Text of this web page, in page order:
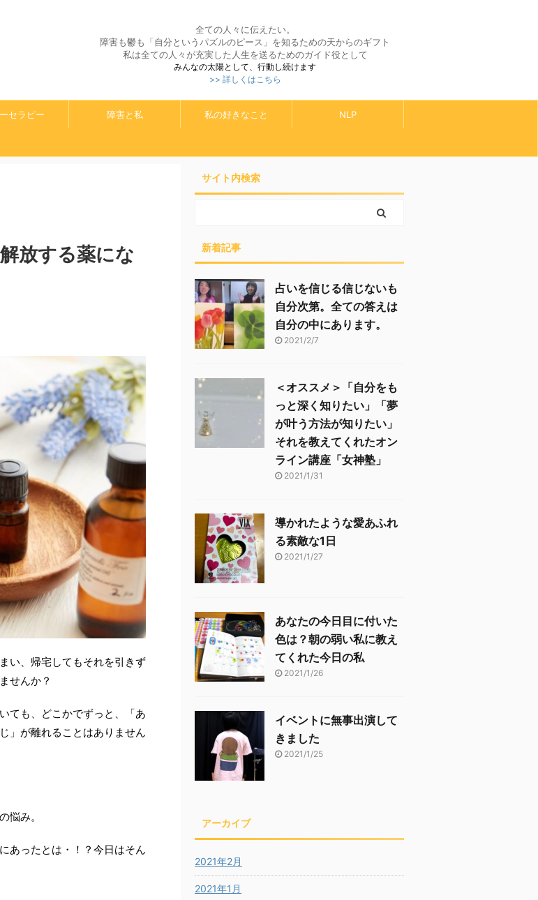
全ての人々に伝えたい。
障害も鬱も「自分というパズルのピース」を知るための天からのギフト
私は全ての人々が充実した人生を送るためのガイド役として
みんなの太陽として、行動し続けます
>> 詳しくはこちら
セラピー 障害と私 私の好きなこと NLP
放する薬にな
い、帰宅してもそれを引きず
せんか？
ても、どこかでずっと、「あ
」が離れることはありません
悩み。
あったとは・！？今日はそん
サイト内検索
新着記事
占いを信じる信じないも
自分次第。全ての答えは
自分の中にあります。
2021/2/7
＜オススメ＞「自分をも
っと深く知りたい」「夢
が叶う方法が知りたい」
それを教えてくれたオン
ライン講座「女神塾」
2021/1/31
導かれたような愛あふれ
る素敵な1日
2021/1/27
あなたの今日目に付いた
色は？朝の弱い私に教え
てくれた今日の私
2021/1/26
イベントに無事出演して
きました
2021/1/25
アーカイブ
2021年2月
2021年1月